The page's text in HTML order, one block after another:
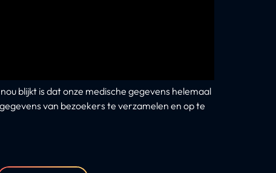
blijkt is dat onze medische gegevens helemaal
van bezoekers te verzamelen en op te